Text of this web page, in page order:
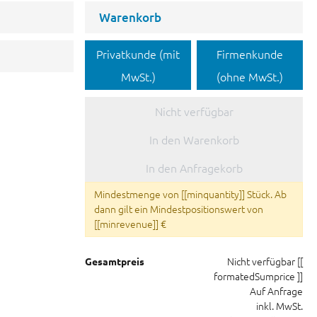
Warenkorb
Privatkunde (mit
MwSt.)
Firmenkunde
(ohne MwSt.)
Nicht verfügbar
In den Warenkorb
In den Anfragekorb
Mindestmenge von [[minquantity]] Stück. Ab
dann gilt ein Mindestpositionswert von
[[minrevenue]] €
Gesamtpreis Nicht verfügbar [[
formatedSumprice ]]
Auf Anfrage
inkl. MwSt.